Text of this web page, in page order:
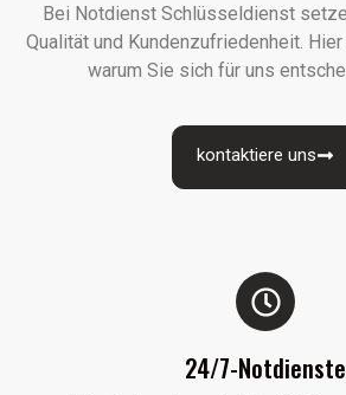
Bei Notdienst Schlüsseldienst
Qualität und Kundenzufriedenheit.
warum Sie sich für uns
kontaktiere uns
24/7-Notdienste